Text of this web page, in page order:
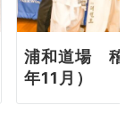
浦和道場 稽
年11月）